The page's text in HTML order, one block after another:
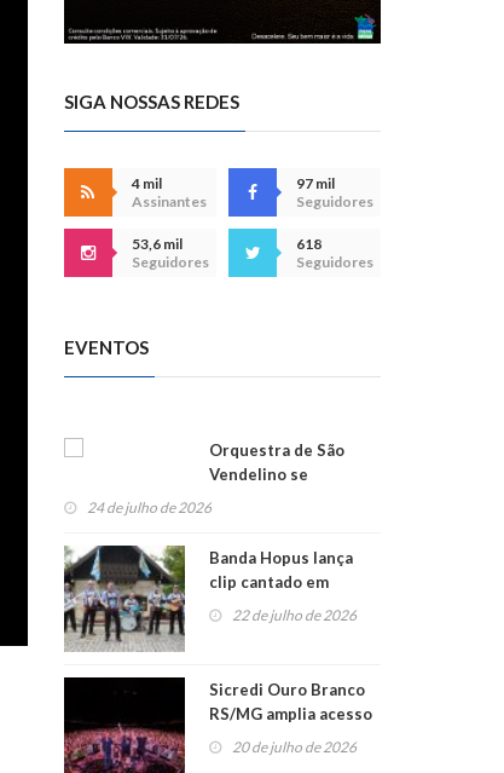
SIGA NOSSAS REDES
4 mil
Assinantes
97 mil
Seguidores
53,6 mil
Seguidores
618
Seguidores
EVENTOS
Orquestra de São
Vendelino se
apresenta na
24 de julho de 2026
Banda Hopus lança
clip cantado em
alemão e inglês
22 de julho de 2026
Sicredi Ouro Branco
RS/MG amplia acesso
ao show dos 45 anos
para mais associados
20 de julho de 2026